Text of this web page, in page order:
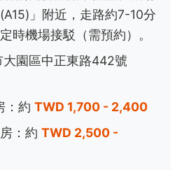
」附近，走路約7-10分
時機場接駁（需預約）。
大園區中正東路442號
：約 TWD 1,700 - 2,400
：約 TWD 2,500 -